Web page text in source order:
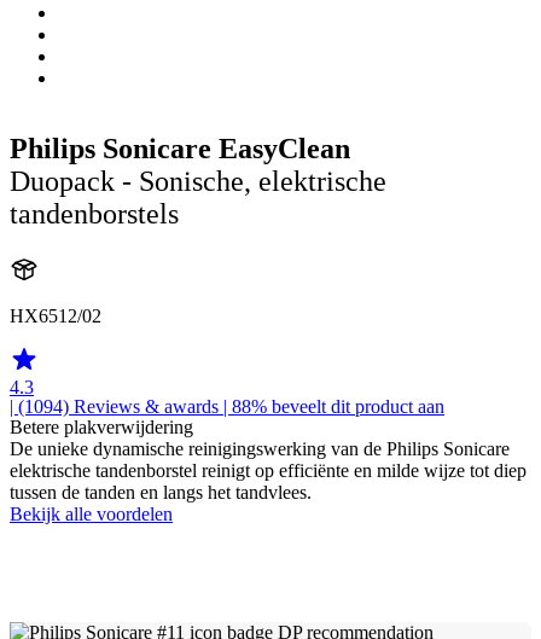
Philips Sonicare EasyClean
Duopack - Sonische, elektrische
tandenborstels
HX6512/02
4.3
| (1094) Reviews & awards | 88% beveelt dit product aan
Betere plakverwijdering
De unieke dynamische reinigingswerking van de Philips Sonicare
elektrische tandenborstel reinigt op efficiënte en milde wijze tot diep
tussen de tanden en langs het tandvlees.
Bekijk alle voordelen